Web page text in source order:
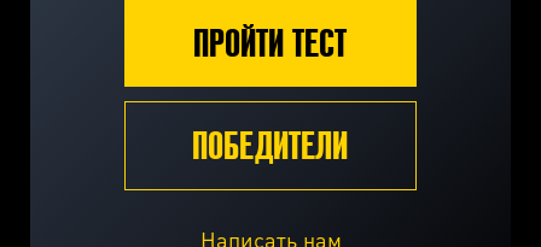
ПРОЙТИ ТЕСТ
ПОБЕДИТЕЛИ
Написать нам